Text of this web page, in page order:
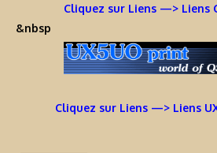
Cliquez sur Liens —> Liens
&nbsp
Cliquez sur Liens —> Liens